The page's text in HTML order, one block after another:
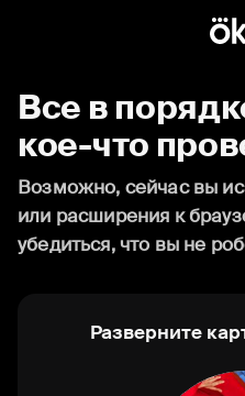
Все в
кое-что
Возможно, сейчас вы
или расширения к
убедиться, что вы не
Разверните